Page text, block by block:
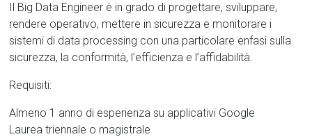
Il Big Data Engineer è in grado di progettare, sviluppare,
rendere operativo, mettere in sicurezza e monitorare i
sistemi di data processing con una particolare enfasi sulla
sicurezza, la conformità, l’efficienza e l’affidabilità.
Requisiti:
Almeno 1 anno di esperienza su applicativi Google
Laurea triennale o magistrale